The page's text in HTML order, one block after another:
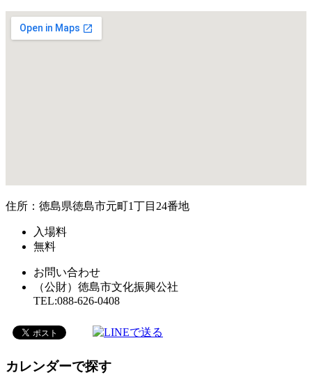
住所：徳島県徳島市元町1丁目24番地
入場料
無料
お問い合わせ
（公財）徳島市文化振興公社
TEL:088-626-0408
カレンダーで探す